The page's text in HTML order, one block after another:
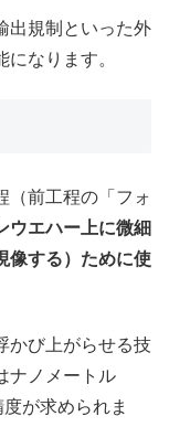
出規制といった外
なります。
前工程の「フォ
ウエハー上に微細
像する）ために使
かび上がらせる技
ナノメートル
が求められま